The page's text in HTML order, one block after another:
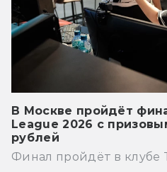
В Москве пройдёт
League 2026 с
рублей
Финал пройдёт в клубе